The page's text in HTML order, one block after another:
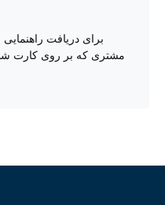
برای دریافت
مشتری که بر روی کارت